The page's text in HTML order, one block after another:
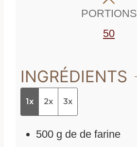
s
PORTIONS
50
INGRÉDIENTS
1x 2x 3x
500 g de de farine